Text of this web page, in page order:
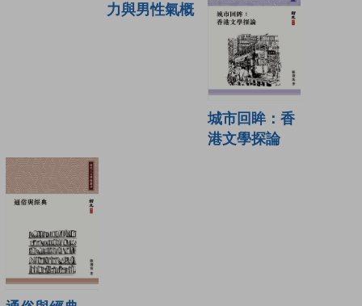
力與男性氣概
城市回眸：香
港文學探論